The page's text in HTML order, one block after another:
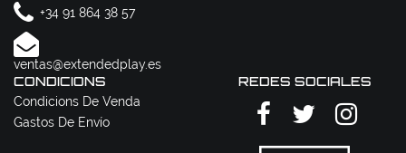
+34 91 864 38 57
ventas@extendedplay.es
CONDICIONS
Condicions De Venda
Gastos De Envío
REDES SOCIALES